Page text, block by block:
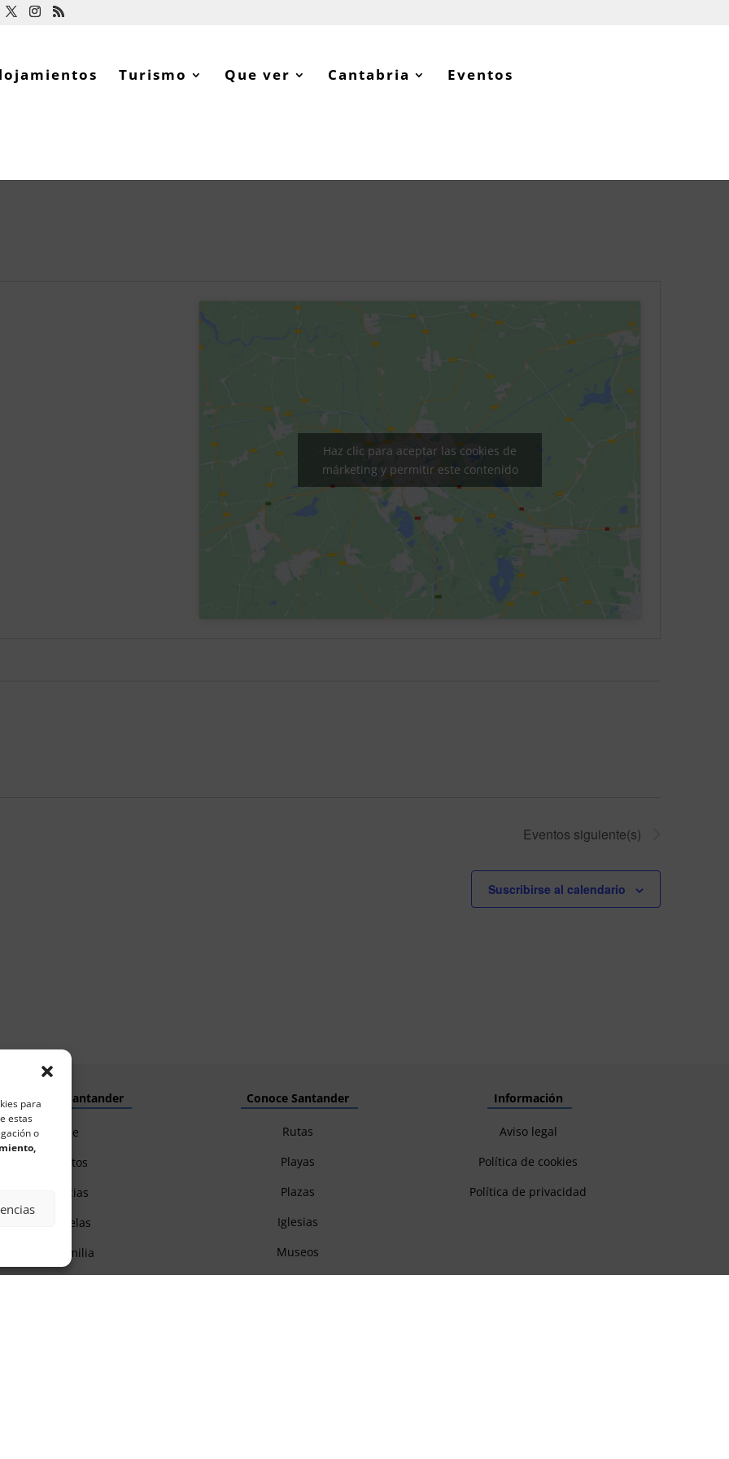
para
estas
o
Turismo Que ver Cantabria Eventos
Haz clic para aceptar las cookies de
márketing y permitir este contenido
Eventos siguiente(s)
Suscribirse al calendario
Descubre Santander
Cine
Eventos
Noticias
Esquelas
En familia
Conoce Santander
Rutas
Playas
Plazas
Iglesias
Museos
Información
Aviso legal
Política de cookies
Política de privacidad